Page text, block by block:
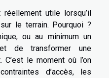
utile lorsqu’il
le terrain. Pourquoi ?
ou au minimum un
de transformer une
le moment où l’on
d’accès, les